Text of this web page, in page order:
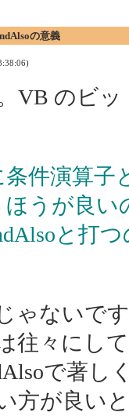
の意義
VB のビ
件演算子
ほうが良
と打
ゃないで
往々にし
で著し
方が良い